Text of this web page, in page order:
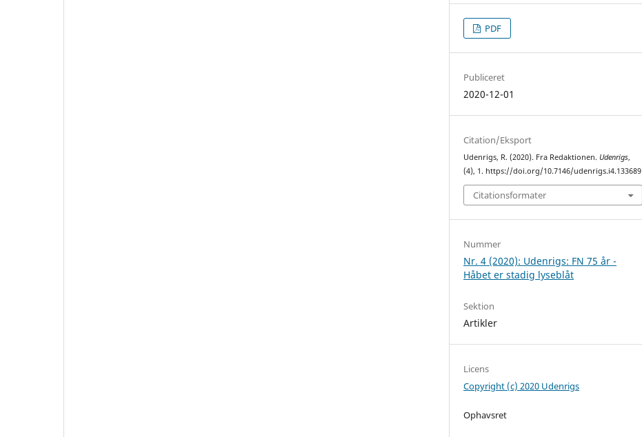
PDF
Publiceret
2020-12-01
Citation/Eksport
Udenrigs, R. (2020). Fra Redaktionen. Udenrigs,
(4), 1. https://doi.org/10.7146/udenrigs.i4.133689
Citationsformater
Nummer
Nr. 4 (2020): Udenrigs: FN 75 år -
Håbet er stadig lyseblåt
Sektion
Artikler
Licens
Copyright (c) 2020 Udenrigs
Ophavsret